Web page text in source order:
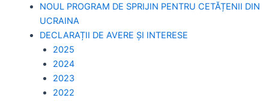
NOUL PROGRAM DE SPRIJIN PENTRU CETĂȚENII DIN
UCRAINA
DECLARAȚII DE AVERE ȘI INTERESE
2025
2024
2023
2022